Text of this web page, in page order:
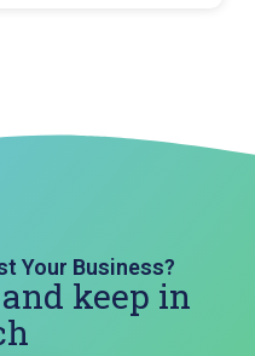
Your Business?
keep in